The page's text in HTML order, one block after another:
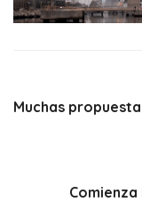
Muchas